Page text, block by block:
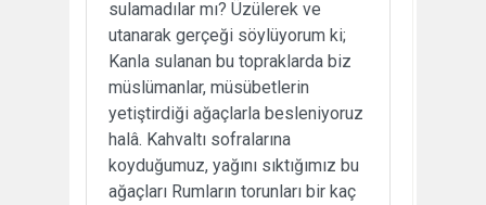
sulamadılar mı? Üzülerek ve
utanarak gerçeği söylüyorum ki;
Kanla sulanan bu topraklarda biz
müslümanlar, müsübetlerin
yetiştirdiği ağaçlarla besleniyoruz
halâ. Kahvaltı sofralarına
koyduğumuz, yağını sıktığımız bu
ağaçları Rumların torunları bir kaç